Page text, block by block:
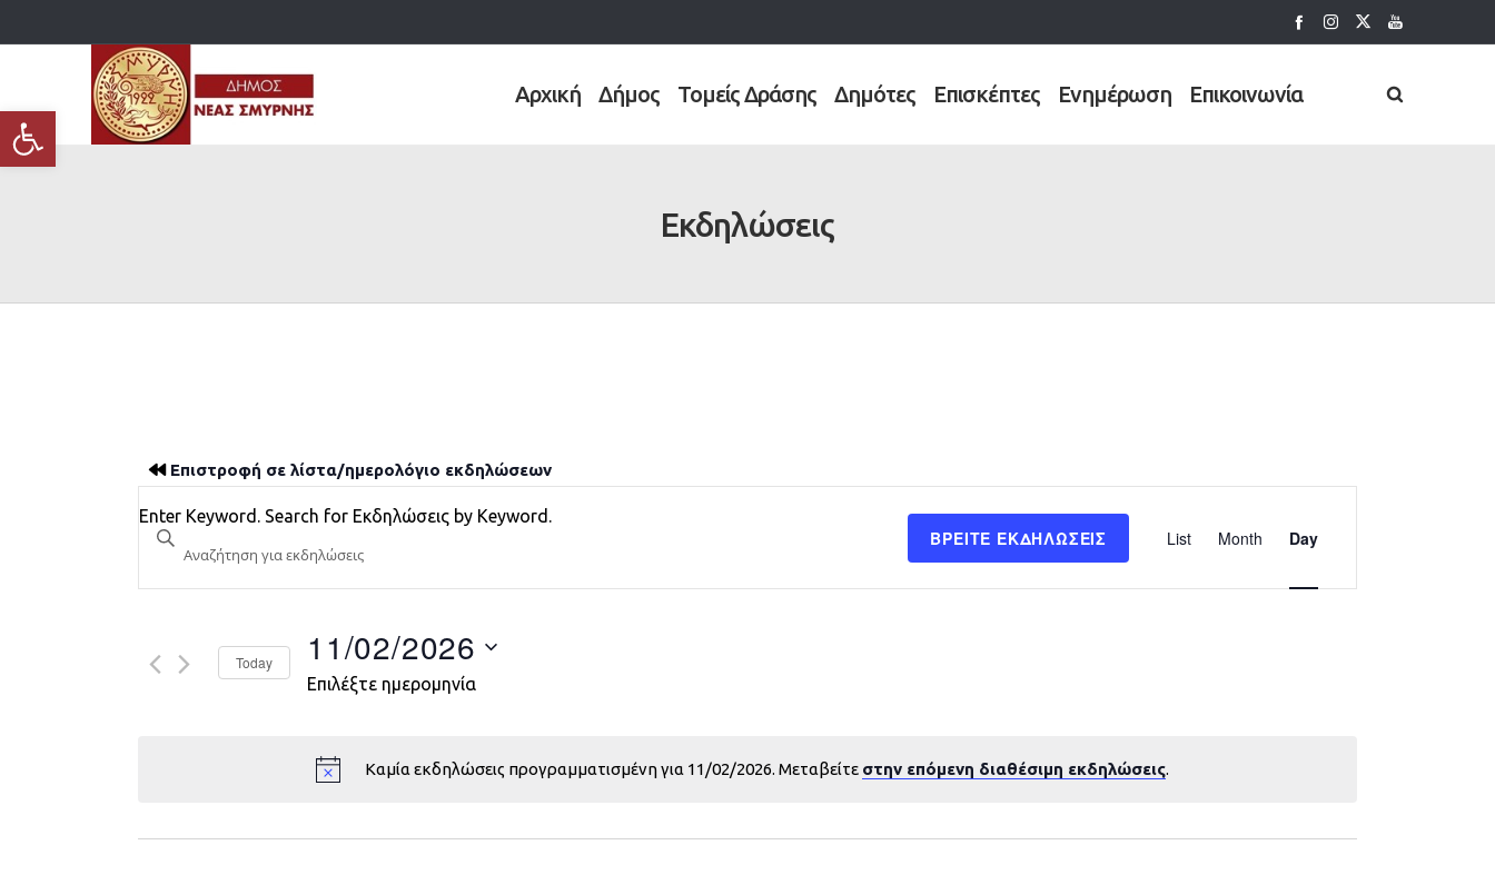
Ανοίξτε τη γραμμή εργαλείων
Αρχική Δήμος Τομείς Δράσης Δημότες Επισκέπτες Ενημέρωση Επικοινωνία
Εκδηλώσεις
Επιστροφή σε λίστα/ημερολόγιο εκδηλώσεων
Καμία εκδηλώσεις προγραμματισμένη για 11/02/2026. Μεταβείτε στην επόμενη διαθέσιμη εκδηλώσεις.
Εκδηλώσεις
Search
and
Navigation
Enter Keyword. Search for Εκδηλώσεις by Keyword.
ΒΡΕΊΤΕ ΕΚΔΗΛΏΣΕΙΣ
Views
Navigation
List Month Day
Today 11/02/2026
Επιλέξτε ημερομηνία